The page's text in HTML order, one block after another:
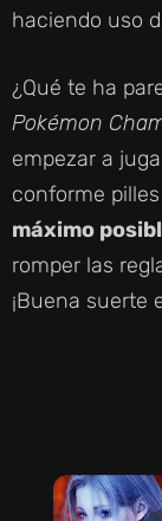
haciendo uso
¿Qué te ha
Pokémon
empezar a
conforme
máximo
romper las
¡Buena suerte